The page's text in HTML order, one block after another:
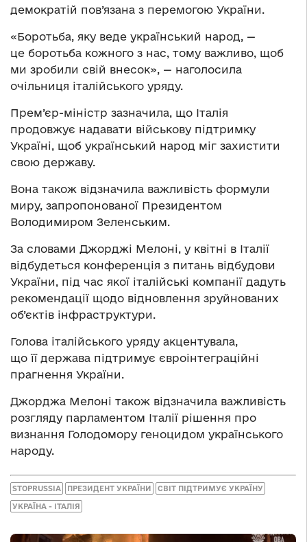
демократій пов’язана з перемогою України.
«Боротьба, яку веде український народ, —
це боротьба кожного з нас, тому важливо, щоб
ми зробили свій внесок», — наголосила
очільниця італійського уряду.
Прем’єр-міністр зазначила, що Італія
продовжує надавати військову підтримку
Україні, щоб український народ міг захистити
свою державу.
Вона також відзначила важливість формули
миру, запропонованої Президентом
Володимиром Зеленським.
За словами Джорджі Мелоні, у квітні в Італії
відбудеться конференція з питань відбудови
України, під час якої італійські компанії дадуть
рекомендації щодо відновлення зруйнованих
об’єктів інфраструктури.
Голова італійського уряду акцентувала,
що її держава підтримує євроінтеграційні
прагнення України.
Джорджа Мелоні також відзначила важливість
розгляду парламентом Італії рішення про
визнання Голодомору геноцидом українського
народу.
STOPRUSSIA ПРЕЗИДЕНТ УКРАЇНИ СВІТ ПІДТРИМУЄ УКРАЇНУ
УКРАЇНА - ІТАЛІЯ